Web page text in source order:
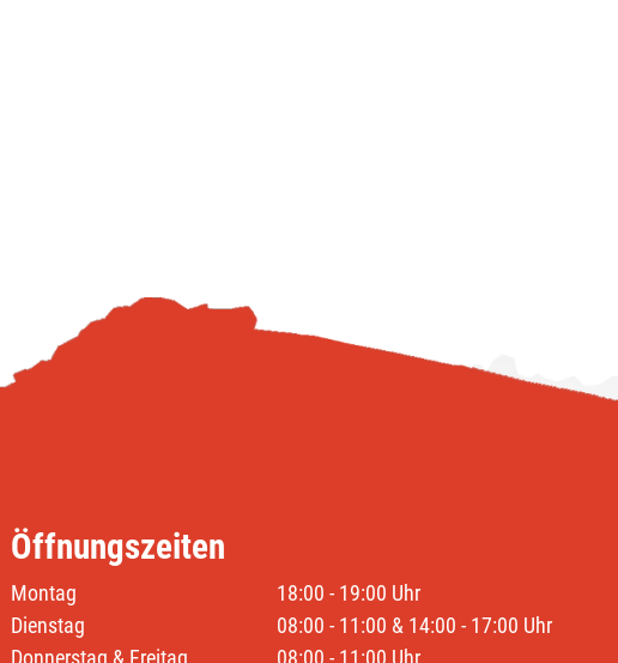
Öffnungszeiten
Montag
18:00 - 19:00 Uhr
Dienstag
08:00 - 11:00 & 14:00 - 17:00 Uhr
Donnerstag & Freitag
08:00 - 11:00 Uhr